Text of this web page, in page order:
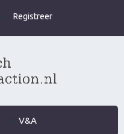
Registreer
V&A